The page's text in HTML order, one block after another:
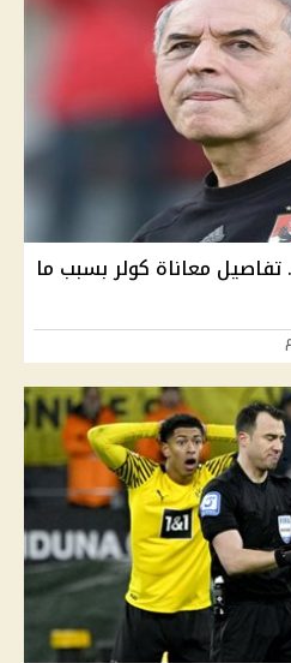
معاناة كولر بسبب ما